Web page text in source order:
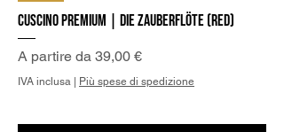
Cuscino Premium | Die Zauberflöte (Red)
A partire da 39,00 €
Prezzo scontato
IVA inclusa Più spese di spedizione